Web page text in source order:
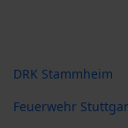
DRK Stammheim
Feuerwehr